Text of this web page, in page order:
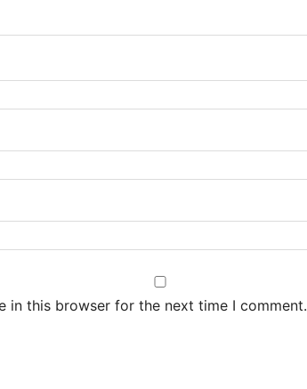
in this browser for the next time I comment.